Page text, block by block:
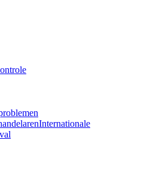
Internationale